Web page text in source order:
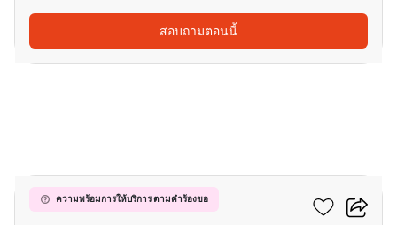
สอบถามตอนนี้
ความพร้อมการให้บริการ ตามคำร้องขอ
แกรนด์ พาร์ค